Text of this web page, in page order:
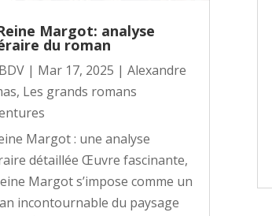
Margot: analyse
du roman
BDV | Mar 17, 2025 |Alexandre
, Les grands romans
Margot : une analyse
détaillée Œuvre fascinante,
Margot s’impose comme un
incontournable du paysage